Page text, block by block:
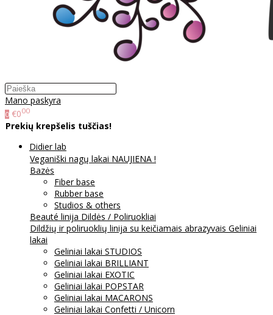
Mano paskyra
0 €000
Prekių krepšelis tuščias!
Didier lab
Veganiški nagų lakai NAUJIENA !
Bazės
Fiber base
Rubber base
Studios & others
Beauté linija Dildės / Poliruokliai
Dildžių ir poliruoklių linija su keičiamais abrazyvais Geliniai
lakai
Geliniai lakai STUDIOS
Geliniai lakai BRILLIANT
Geliniai lakai EXOTIC
Geliniai lakai POPSTAR
Geliniai lakai MACARONS
Geliniai lakai Confetti / Unicorn